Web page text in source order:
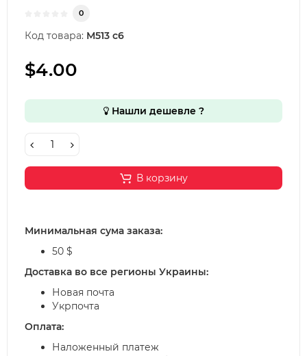
0
Код товара: М513 с6
$4.00
Нашли дешевле ?
В корзину
Минимальная сума заказа:
50 $
Доставка во все регионы Украины:
Новая почта
Укрпочта
Оплата:
Наложенный платеж